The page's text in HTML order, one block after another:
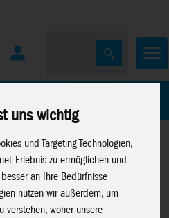
uns wichtig
und Targeting Technologien,
Erlebnis zu ermöglichen und
an Ihre Bedürfnisse
nutzen wir außerdem, um
verstehen, woher unsere
>Metal Earth>Lizenzen